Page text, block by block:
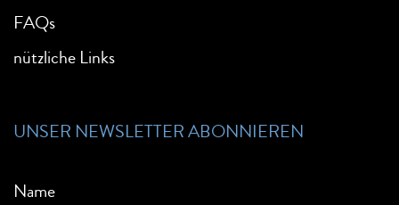
FAQs
nützliche Links
UNSER NEWSLETTER ABONNIEREN
Name